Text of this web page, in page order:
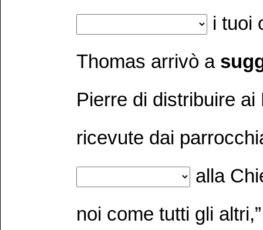
i tuoi
Thomas arrivò a
Pierre di distribuire
ricevute dai
alla
noi come tutti gli